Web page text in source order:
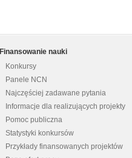
Finansowanie nauki
Konkursy
Panele NCN
Najczęściej zadawane pytania
Informacje dla realizujących projekty
Pomoc publiczna
Statystyki konkursów
Przykłady finansowanych projektów